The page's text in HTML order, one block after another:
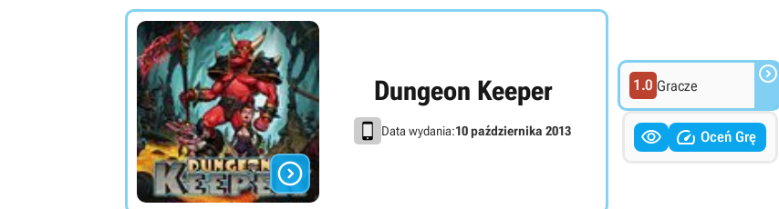

Dungeon Keeper
Data wydania:10 października 2013
1.0 Gracze 
  Oceń Grę